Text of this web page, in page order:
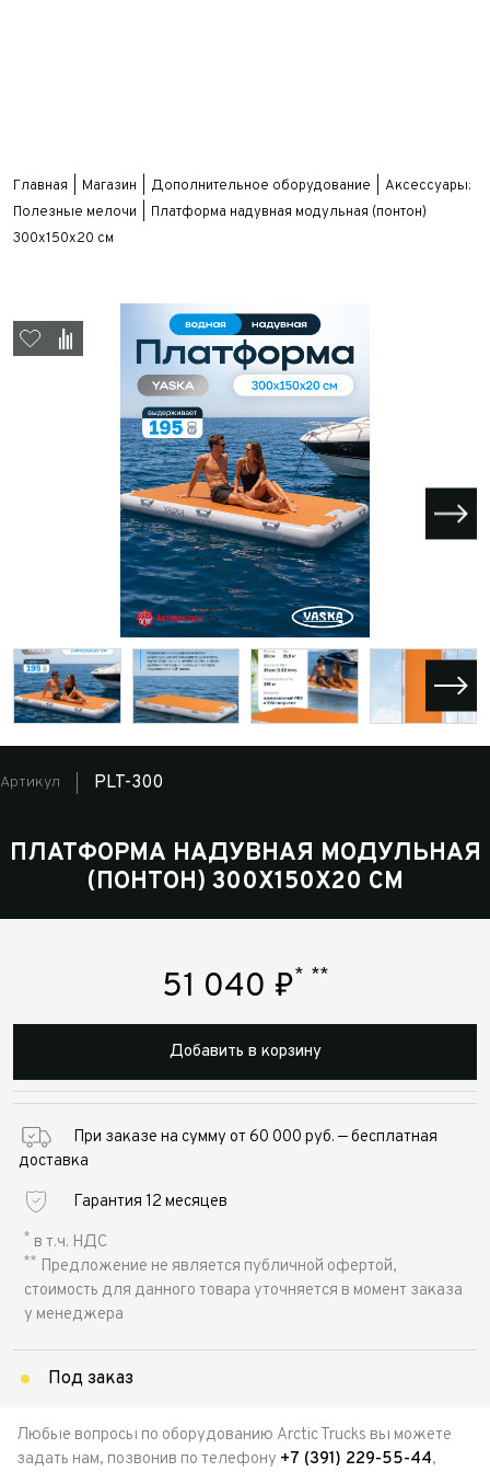
Главная Магазин Дополнительное оборудование
Аксессуары:
Полезные мелочи
Платформа надувная модульная (понтон)
300х150х20 см
Артикул PLT-300
ПЛАТФОРМА НАДУВНАЯ МОДУЛЬНАЯ
(ПОНТОН) 300Х150Х20 СМ
51 040 ₽* **
Добавить в корзину
При заказе на сумму от 60 000 руб. — бесплатная
доставка
Гарантия 12 месяцев
* в т.ч. НДС
** Предложение не является публичной офертой,
стоимость для данного товара уточняется в момент заказа
у менеджера
Под заказ
Любые вопросы по оборудованию Arctic Trucks вы можете
задать нам, позвонив по телефону +7 (391) 229-55-44,